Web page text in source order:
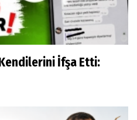
İfşa Etti: